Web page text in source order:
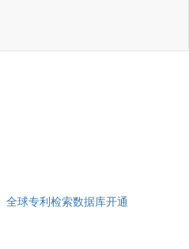
全球专利检索数据库开通